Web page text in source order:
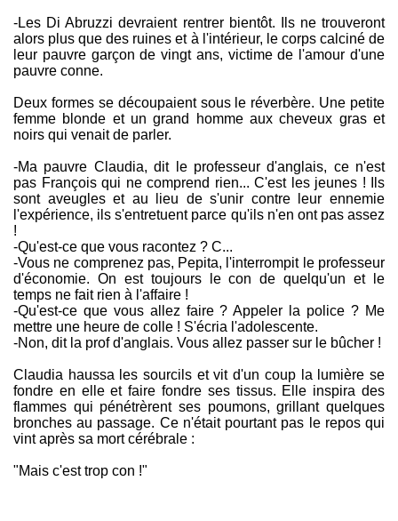
-Les Di Abruzzi devraient rentrer bientôt. Ils ne trouveront
alors plus que des ruines et à l'intérieur, le corps calciné de
leur pauvre garçon de vingt ans, victime de l'amour d'une
pauvre conne.
Deux formes se découpaient sous le réverbère. Une petite
femme blonde et un grand homme aux cheveux gras et
noirs qui venait de parler.
-Ma pauvre Claudia, dit le professeur d'anglais, ce n'est
pas François qui ne comprend rien... C'est les jeunes ! Ils
sont aveugles et au lieu de s'unir contre leur ennemie
l'expérience, ils s'entretuent parce qu'ils n'en ont pas assez
!
-Qu'est-ce que vous racontez ? C...
-Vous ne comprenez pas, Pepita, l'interrompit le professeur
d'économie. On est toujours le con de quelqu'un et le
temps ne fait rien à l'affaire !
-Qu'est-ce que vous allez faire ? Appeler la police ? Me
mettre une heure de colle ! S'écria l'adolescente.
-Non, dit la prof d'anglais. Vous allez passer sur le bûcher !
Claudia haussa les sourcils et vit d'un coup la lumière se
fondre en elle et faire fondre ses tissus. Elle inspira des
flammes qui pénétrèrent ses poumons, grillant quelques
bronches au passage. Ce n'était pourtant pas le repos qui
vint après sa mort cérébrale :
"Mais c'est trop con !"